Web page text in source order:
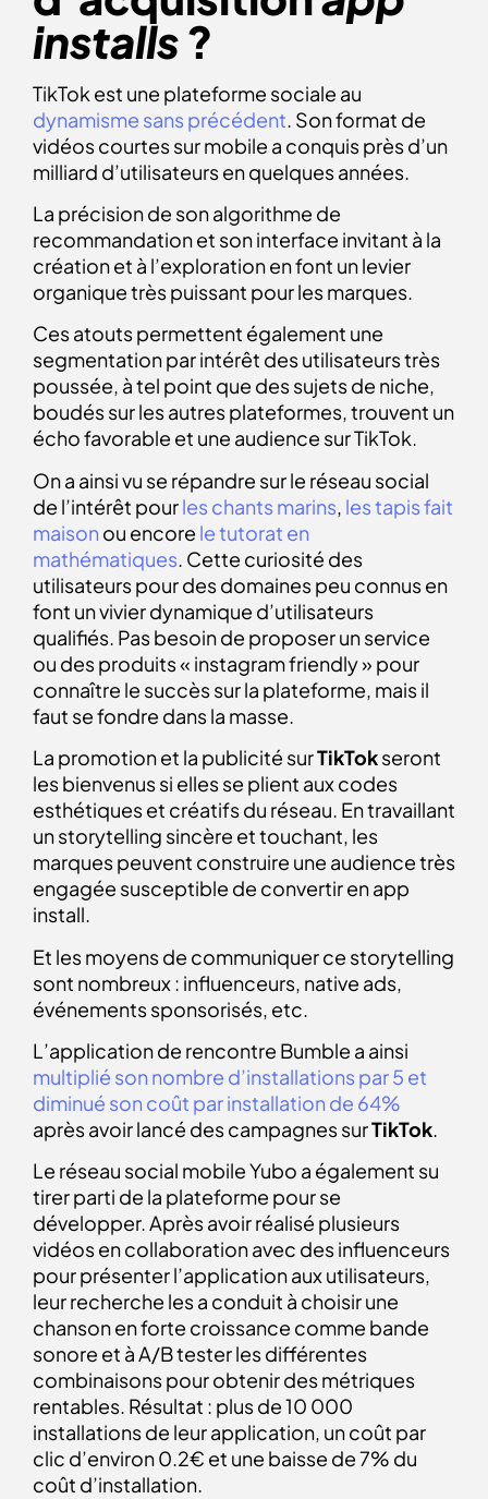
installs?
TikTok est une plateforme sociale au
dynamisme sans précédent. Son format de
vidéos courtes sur mobile a conquis près d’un
milliard d’utilisateurs en quelques années.
La précision de son algorithme de
recommandation et son interface invitant à la
création et à l’exploration en font un levier
organique très puissant pour les marques.
Ces atouts permettent également une
segmentation par intérêt des utilisateurs très
poussée, à tel point que des sujets de niche,
boudés sur les autres plateformes, trouvent un
écho favorable et une audience sur TikTok.
On a ainsi vu se répandre sur le réseau social
de l’intérêt pourles chants marins, les tapis fait
maison ou encore le tutorat en
mathématiques. Cette curiosité des
utilisateurs pour des domaines peu connus en
font un vivier dynamique d’utilisateurs
qualifiés. Pas besoin de proposer un service
ou des produits « instagram friendly » pour
connaître le succès sur la plateforme, mais il
faut se fondre dans la masse.
La promotion et la publicité surTikTokseront
les bienvenus si elles se plient aux codes
esthétiques et créatifs du réseau. En travaillant
un storytelling sincère et touchant, les
marques peuvent construire une audience très
engagée susceptible de convertir en app
install.
Et les moyens de communiquer ce storytelling
sont nombreux : influenceurs, native ads,
événements sponsorisés, etc.
L’application de rencontre Bumble a ainsi
multiplié son nombre d’installations par 5 et
diminué son coût par installation de 64%
après avoir lancé des campagnes surTikTok.
Le réseau social mobile Yubo a également su
tirer parti de la plateforme pour se
développer. Après avoir réalisé plusieurs
vidéos en collaboration avec des influenceurs
pour présenter l’application aux utilisateurs,
leur recherche les a conduit à choisir une
chanson en forte croissance comme bande
sonore et à A/B tester les différentes
combinaisons pour obtenir des métriques
rentables. Résultat : plus de 10 000
installations de leur application, un coût par
clic d’environ 0.2€ et une baisse de 7% du
coût d’installation.